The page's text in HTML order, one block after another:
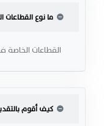
ما نوع القطاعات
القطاعات الخاصة
كيف أقوم